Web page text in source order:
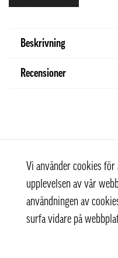
Beskrivning
Recensioner
Vi använder cookies för
upplevelsen av vår
användningen av
surfa vidare på